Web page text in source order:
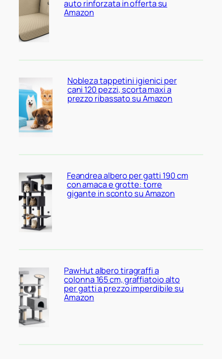
auto rinforzata in offerta su
Amazon
Nobleza tappetini igienici per
cani 120 pezzi, scorta maxi a
prezzo ribassato su Amazon
Feandrea albero per gatti 190 cm
con amaca e grotte: torre
gigante in sconto su Amazon
PawHut albero tiragraffi a
colonna 165 cm, graffiatoio alto
per gatti a prezzo imperdibile su
Amazon